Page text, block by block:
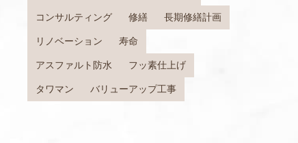
コンサルティング 修繕 長期修繕計画
リノベーション 寿命
アスファルト防水 フッ素仕上げ
タワマン バリューアップ工事